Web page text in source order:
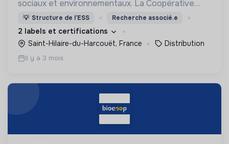
sociaux et environnementaux. La Coopérative
défend LA bio : une agriculture biologique,
paysanne et de proximité, sans concession!
💡 Structure de l’ESS Recherche associé.e
2 labels et certifications
Saint-Hilaire-du-Harcouët, France
Distribution
Il y a 3 mois